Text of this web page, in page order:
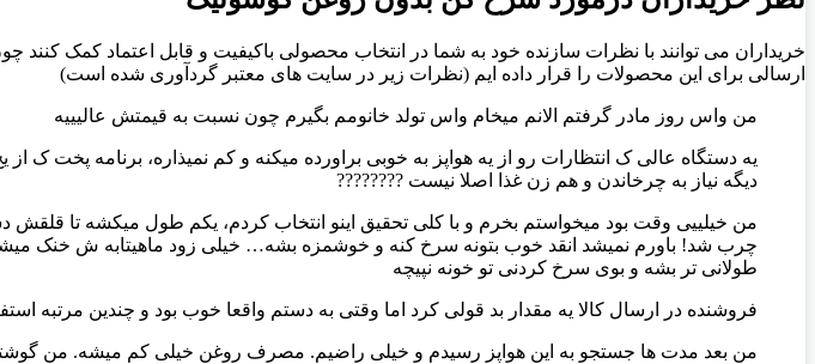
خریداران می توانند با نظرات سازنده خود به شما در انتخاب محصولی باکیفیت و قابل اعتماد کمک کنند
ارسالی برای این محصولات را قرار داده ایم (نظرات زیر در سایت های معتبر گردآوری شده است)
من واس روز مادر گرفتم الانم میخام واس تولد خانومم بگیرم چون نسبت به قیمتش عالیییه
یه دستگاه عالی ک انتظارات رو از یه هواپز به خوبی براورده میکنه و کم نمیذاره، برنامه پخت ک
دیگه نیاز به چرخاندن و هم زن غذا اصلا نیست ????????
من خیلییی وقت بود میخواستم بخرم و با کلی تحقیق اینو انتخاب کردم، یکم طول میکشه تا
چرب شد! باورم نمیشد انقد خوب بتونه سرخ کنه و خوشمزه بشه… خیلی زود ماهیتابه ش خنک میشه،
طولانی تر بشه و بوی سرخ کردنی تو خونه نپیچه
فروشنده در ارسال کالا یه مقدار بد قولی کرد اما وقتی به دستم واقعا خوب بود و چندین مرتبه
من بعد مدت ها جستجو به این هواپز رسیدم و خیلی راضیم. مصرف روغن خیلی کم میشه. من